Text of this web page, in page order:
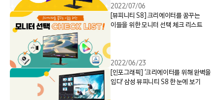
2022/07/06
[뷰피니티 S8] 크리에이터를 꿈꾸는
이들을 위한 모니터 선택 체크 리스트
2022/06/23
[인포그래픽] ‘크리에이터를 위해 완벽을
입다’ 삼성 뷰피니티 S8 한 눈에 보기